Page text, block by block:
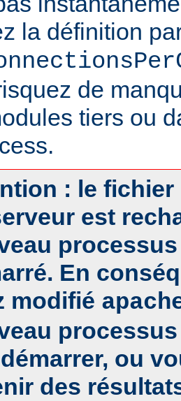
la définition
de
tiers ou
: le
est
En
modifié
ou
des